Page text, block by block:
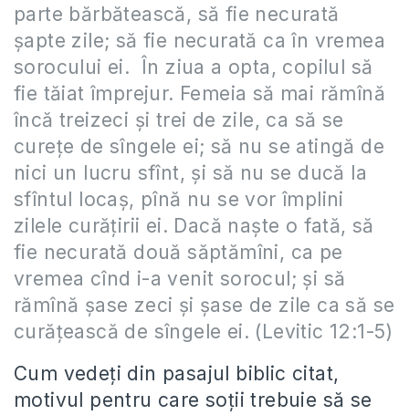
parte bărbătească, să fie necurată
şapte zile; să fie necurată ca în vremea
sorocului ei. În ziua a opta, copilul să
fie tăiat împrejur. Femeia să mai rămînă
încă treizeci şi trei de zile, ca să se
cureţe de sîngele ei; să nu se atingă de
nici un lucru sfînt, şi să nu se ducă la
sfîntul locaş, pînă nu se vor împlini
zilele curăţirii ei. Dacă naşte o fată, să
fie necurată două săptămîni, ca pe
vremea cînd i-a venit sorocul; şi să
rămînă şase zeci şi şase de zile ca să se
curăţească de sîngele ei. (Levitic 12:1-5)
Cum vedeți din pasajul biblic citat,
motivul pentru care soții trebuie să se